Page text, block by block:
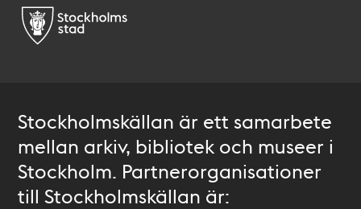
Stockholmskällan är ett samarbete
mellan arkiv, bibliotek och museer i
Stockholm. Partnerorganisationer
till Stockholmskällan är: